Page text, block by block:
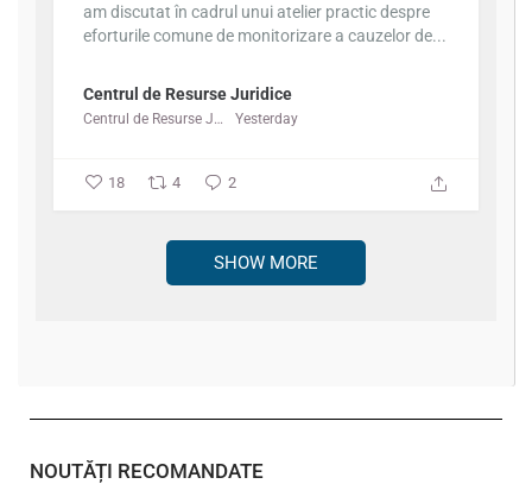
am discutat în cadrul unui atelier practic despre
eforturile comune de monitorizare a cauzelor de...
Centrul de Resurse Juridice
Centrul de Resurse Juridice Yesterday
18 4 2
SHOW MORE
NOUTĂȚI RECOMANDATE